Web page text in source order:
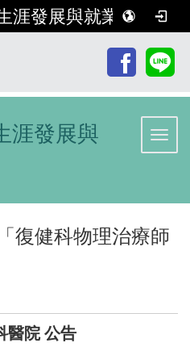
涯發展與就業輔導組
涯發展與
復健科物理治療師
醫院 公告